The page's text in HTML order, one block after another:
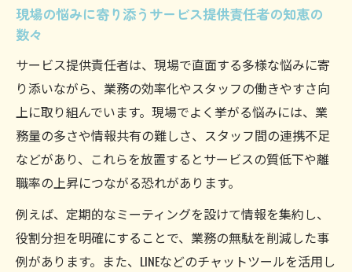
現場の悩みに寄り添うサービス提供責任者の知恵の
数々
サービス提供責任者は、現場で直面する多様な悩みに寄
り添いながら、業務の効率化やスタッフの働きやすさ向
上に取り組んでいます。現場でよく挙がる悩みには、業
務量の多さや情報共有の難しさ、スタッフ間の連携不足
などがあり、これらを放置するとサービスの質低下や離
職率の上昇につながる恐れがあります。
例えば、定期的なミーティングを設けて情報を集約し、
役割分担を明確にすることで、業務の無駄を削減した事
例があります。また、LINEなどのチャットツールを活用し